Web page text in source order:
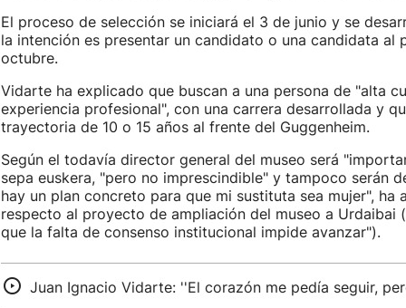
El proceso de selección se iniciará el 3 de junio y se
la intención es presentar un candidato o una candidata al
octubre.
Vidarte ha explicado que buscan a una persona de "alta
experiencia profesional", con una carrera desarrollada y
trayectoria de 10 o 15 años al frente del Guggenheim.
Según el todavía director general del museo será
sepa euskera, "pero no imprescindible" y tampoco serán
hay un plan concreto para que mi sustituta sea mujer", ha
respecto al proyecto de ampliación del museo a Urdaibai
que la falta de consenso institucional impide avanzar").
Juan Ignacio Vidarte: ''El corazón me pedía seguir,